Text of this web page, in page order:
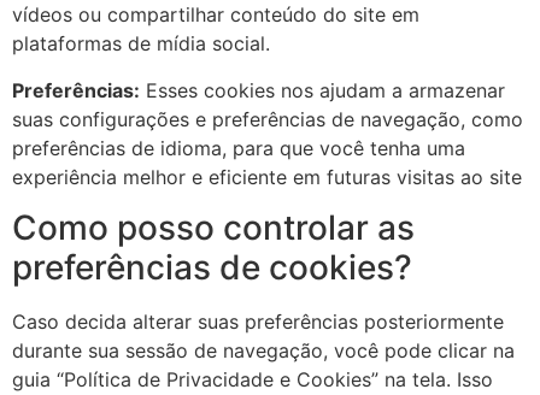
vídeos ou compartilhar conteúdo do site em
plataformas de mídia social.
Preferências: Esses cookies nos ajudam a armazenar
suas configurações e preferências de navegação, como
preferências de idioma, para que você tenha uma
experiência melhor e eficiente em futuras visitas ao site
Como posso controlar as
preferências de cookies?
Caso decida alterar suas preferências posteriormente
durante sua sessão de navegação, você pode clicar na
guia “Política de Privacidade e Cookies” na tela. Isso